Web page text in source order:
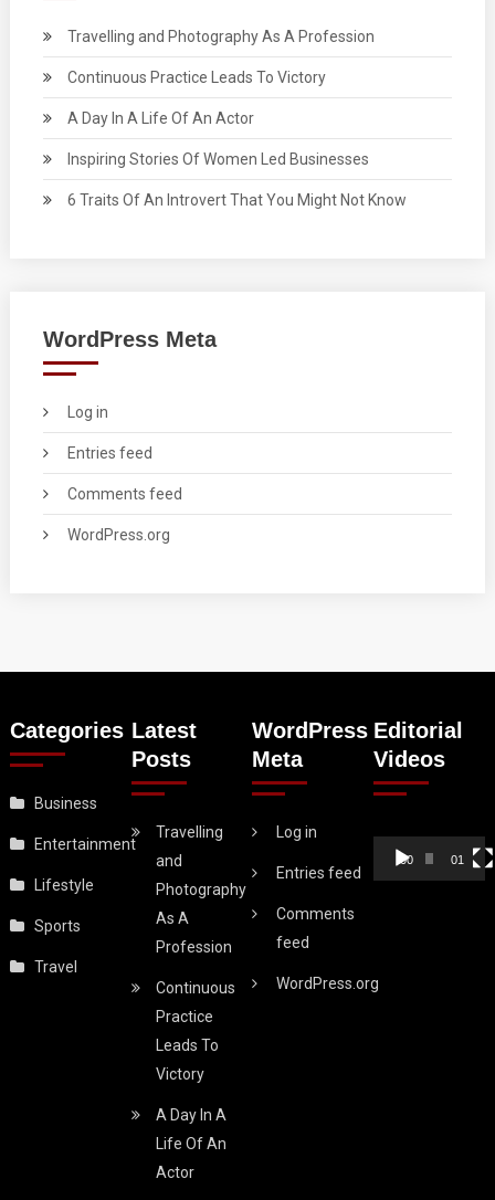
Travelling and Photography As A Profession
Continuous Practice Leads To Victory
A Day In A Life Of An Actor
Inspiring Stories Of Women Led Businesses
6 Traits Of An Introvert That You Might Not Know
WordPress Meta
Log in
Entries feed
Comments feed
WordPress.org
Categories
Business
Entertainment
Lifestyle
Sports
Travel
Latest
Posts
Travelling
and
Photography
As A
Profession
Continuous
Practice
Leads To
Victory
A Day In A
Life Of An
Actor
WordPress
Meta
Log in
Entries feed
Comments
feed
WordPress.org
Editorial
Videos
Player00:00 01:18